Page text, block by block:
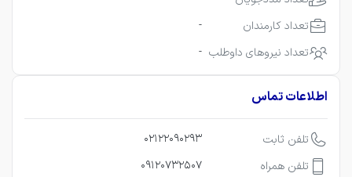
تعداد کارمندان
-
تعداد نیروهای داوطلب -
اطلاعات تماس
تلفن ثابت
02122090293
تلفن همراه
09120732507